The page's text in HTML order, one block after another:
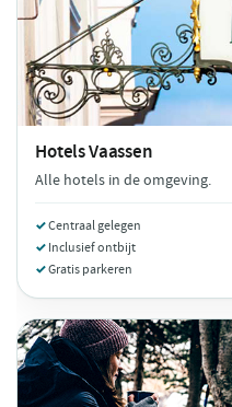
HotelsVaassen
Alle hotels in de omgeving.
Centraal gelegen
Inclusief ontbijt
Gratis parkeren